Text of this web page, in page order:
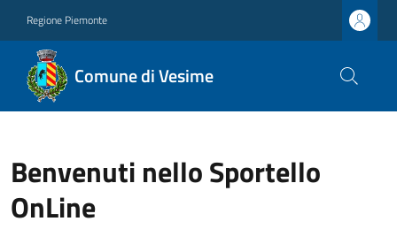
Regione Piemonte
Comune di Vesime
Benvenuti nello Sportello
OnLine